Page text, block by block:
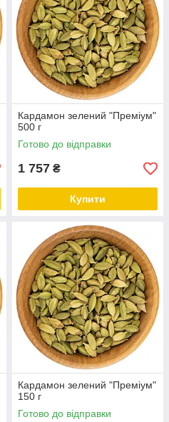
Кардамон зелений "Преміум"
500 г
Готово до відправки
1 757 ₴
Купити
Кардамон зелений "Преміум"
150 г
Готово до відправки